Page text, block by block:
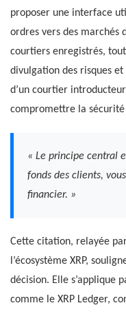
proposer une interface
ordres vers des marchés
courtiers enregistrés,
divulgation des risques
d’un courtier
compromettre la
« Le principe central
fonds des clients,
financier. »
Cette citation, relayée
l’écosystème XRP,
décision. Elle s’applique
comme le XRP Ledger,